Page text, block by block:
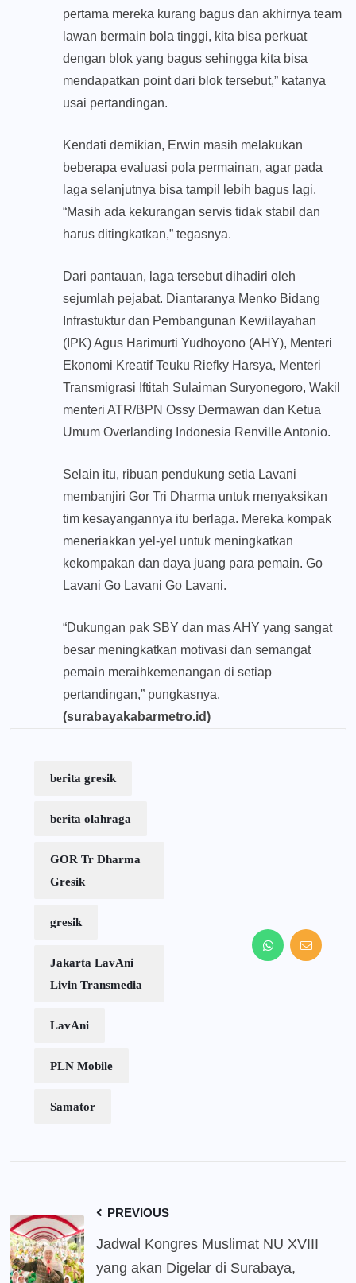
pertama mereka kurang bagus dan akhirnya team
lawan bermain bola tinggi, kita bisa perkuat
dengan blok yang bagus sehingga kita bisa
mendapatkan point dari blok tersebut,” katanya
usai pertandingan.
Kendati demikian, Erwin masih melakukan
beberapa evaluasi pola permainan, agar pada
laga selanjutnya bisa tampil lebih bagus lagi.
“Masih ada kekurangan servis tidak stabil dan
harus ditingkatkan,” tegasnya.
Dari pantauan, laga tersebut dihadiri oleh
sejumlah pejabat. Diantaranya Menko Bidang
Infrastuktur dan Pembangunan Kewiilayahan
(IPK) Agus Harimurti Yudhoyono (AHY), Menteri
Ekonomi Kreatif Teuku Riefky Harsya, Menteri
Transmigrasi Iftitah Sulaiman Suryonegoro, Wakil
menteri ATR/BPN Ossy Dermawan dan Ketua
Umum Overlanding Indonesia ⁠Renville Antonio.
Selain itu, ribuan pendukung setia Lavani
membanjiri Gor Tri Dharma untuk menyaksikan
tim kesayangannya itu berlaga. Mereka kompak
meneriakkan yel-yel untuk meningkatkan
kekompakan dan daya juang para pemain. Go
Lavani Go Lavani Go Lavani.
“Dukungan pak SBY dan mas AHY yang sangat
besar meningkatkan motivasi dan semangat
pemain meraihkemenangan di setiap
pertandingan,” pungkasnya.
(surabayakabarmetro.id)
berita gresik
berita olahraga
GOR Tr Dharma
Gresik
gresik
Jakarta LavAni
Livin Transmedia
LavAni
PLN Mobile
Samator
PREVIOUS
Jadwal Kongres Muslimat NU XVIII
yang akan Digelar di Surabaya,